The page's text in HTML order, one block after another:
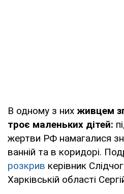
В одному з них живцем
троє маленьких дітей:
жертви РФ намагалися
ванній та в коридорі.
розкрив керівник
Харківській області